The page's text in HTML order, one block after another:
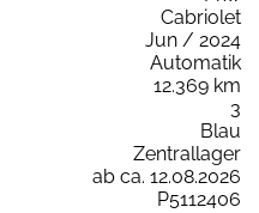
Cabriolet
Jun / 2024
Automatik
12.369 km
3
Blau
Zentrallager
ab ca. 12.08.2026
P5112406